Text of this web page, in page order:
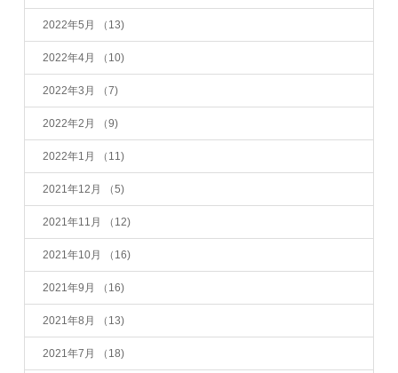
2022年5月 （13)
2022年4月 （10)
2022年3月 （7)
2022年2月 （9)
2022年1月 （11)
2021年12月 （5)
2021年11月 （12)
2021年10月 （16)
2021年9月 （16)
2021年8月 （13)
2021年7月 （18)